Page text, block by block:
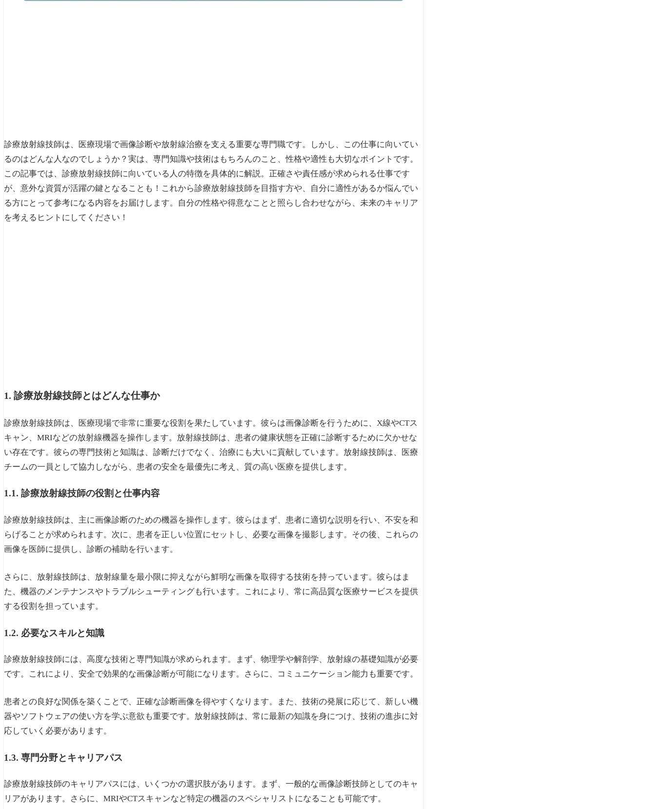
診療放射線技師は、医療現場で画像診断や放射線治療を支える重要な専門職です。しかし、この仕事に向いてい
るのはどんな人なのでしょうか？実は、専門知識や技術はもちろんのこと、性格や適性も大切なポイントです。
この記事では、診療放射線技師に向いている人の特徴を具体的に解説。正確さや責任感が求められる仕事です
が、意外な資質が活躍の鍵となることも！これから診療放射線技師を目指す方や、自分に適性があるか悩んでい
る方にとって参考になる内容をお届けします。自分の性格や得意なことと照らし合わせながら、未来のキャリア
を考えるヒントにしてください！
1. 診療放射線技師とはどんな仕事か
診療放射線技師は、医療現場で非常に重要な役割を果たしています。彼らは画像診断を行うために、X線やCTス
キャン、MRIなどの放射線機器を操作します。放射線技師は、患者の健康状態を正確に診断するために欠かせな
い存在です。彼らの専門技術と知識は、診断だけでなく、治療にも大いに貢献しています。放射線技師は、医療
チームの一員として協力しながら、患者の安全を最優先に考え、質の高い医療を提供します。
1.1. 診療放射線技師の役割と仕事内容
診療放射線技師は、主に画像診断のための機器を操作します。彼らはまず、患者に適切な説明を行い、不安を和
らげることが求められます。次に、患者を正しい位置にセットし、必要な画像を撮影します。その後、これらの
画像を医師に提供し、診断の補助を行います。
さらに、放射線技師は、放射線量を最小限に抑えながら鮮明な画像を取得する技術を持っています。彼らはま
た、機器のメンテナンスやトラブルシューティングも行います。これにより、常に高品質な医療サービスを提供
する役割を担っています。
1.2. 必要なスキルと知識
診療放射線技師には、高度な技術と専門知識が求められます。まず、物理学や解剖学、放射線の基礎知識が必要
です。これにより、安全で効果的な画像診断が可能になります。さらに、コミュニケーション能力も重要です。
患者との良好な関係を築くことで、正確な診断画像を得やすくなります。また、技術の発展に応じて、新しい機
器やソフトウェアの使い方を学ぶ意欲も重要です。放射線技師は、常に最新の知識を身につけ、技術の進歩に対
応していく必要があります。
1.3. 専門分野とキャリアパス
診療放射線技師のキャリアパスには、いくつかの選択肢があります。まず、一般的な画像診断技師としてのキャ
リアがあります。さらに、MRIやCTスキャンなど特定の機器のスペシャリストになることも可能です。